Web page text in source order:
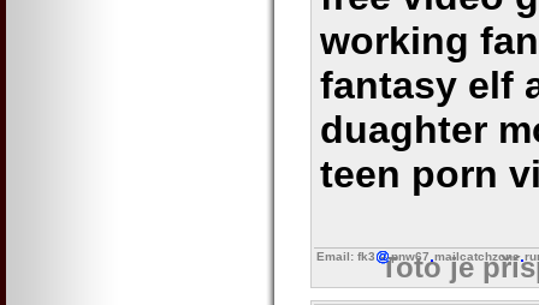
working
fantasy elf
duaghter
teen porn
Email: fk3 pnw67 mailcatchzone
Toto je